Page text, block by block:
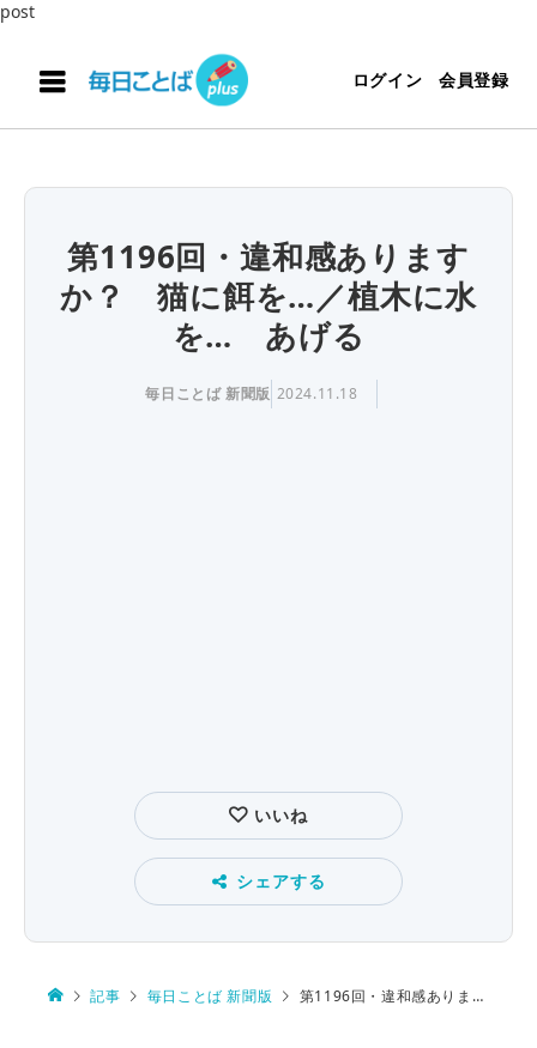
post
ログイン 会員登録
第1196回・違和感あります
か？ 猫に餌を…／植木に水
を… あげる
毎日ことば 新聞版 2024.11.18
いいね
シェアする
記事 毎日ことば 新聞版 第1196回・違和感ありますか？ 猫に餌を…／植木に水を… あげる